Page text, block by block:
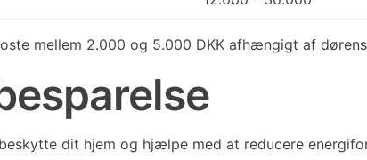
mellem 2.000 og 5.000 DKK afhængigt af
dit hjem og hjælpe med at reducere